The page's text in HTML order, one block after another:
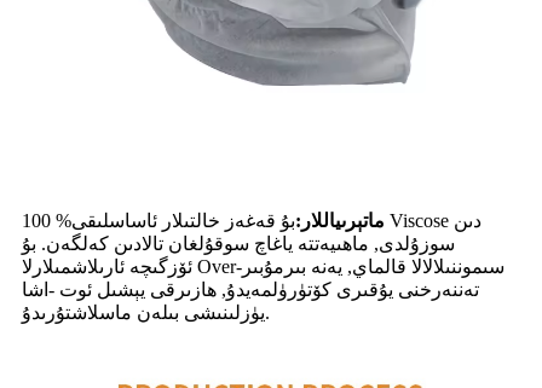
ماتېرىياللار:
بۇ قەغەز خالتىلار ئاساسلىقى% 100 Viscose دىن
سوزۇلدى, ماھىيەتتە ياغاچ سوقۇلغان تالادىن كەلگەن. بۇ
ئۆزگىچە ئارىلاشمىلارلا Over-سىموننىلالالا قالماي, يەنە بىرمۇبىر
تەننەرخنى يۇقىرى كۆتۈرۈلمەيدۇ, ھازىرقى يېشىل ئوت -اشا
يۈزلىنىشى بىلەن ماسلاشتۇرىدۇ.